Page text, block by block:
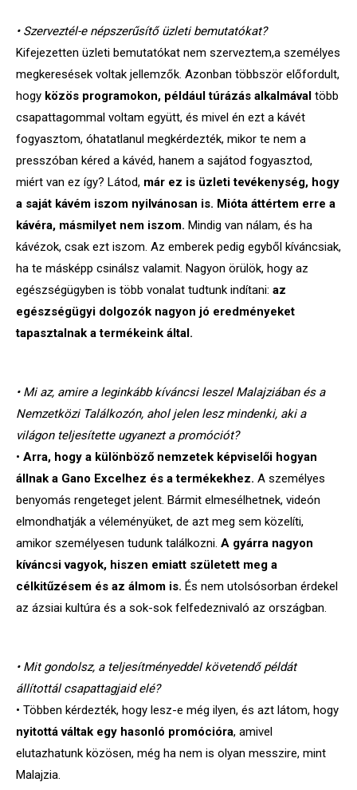
• Szerveztél-e népszerűsítő üzleti bemutatókat?
Kifejezetten üzleti bemutatókat nem szerveztem,a személyes
megkeresések voltak jellemzők. Azonban többször előfordult,
hogy közös programokon, például túrázás alkalmával több
csapattagommal voltam együtt, és mivel én ezt a kávét
fogyasztom, óhatatlanul megkérdezték, mikor te nem a
presszóban kéred a kávéd, hanem a sajátod fogyasztod,
miért van ez így? Látod, már ez is üzleti tevékenység, hogy
a saját kávém iszom nyilvánosan is. Mióta áttértem erre a
kávéra, másmilyet nem iszom. Mindig van nálam, és ha
kávézok, csak ezt iszom. Az emberek pedig egyből kíváncsiak,
ha te másképp csinálsz valamit. Nagyon örülök, hogy az
egészségügyben is több vonalat tudtunk indítani: az
egészségügyi dolgozók nagyon jó eredményeket
tapasztalnak a termékeink által.
• Mi az, amire a leginkább kíváncsi leszel Malajziában és a
Nemzetközi Találkozón, ahol jelen lesz mindenki, aki a
világon teljesítette ugyanezt a promóciót?
• Arra, hogy a különböző nemzetek képviselői hogyan
állnak a Gano Excelhez és a termékekhez. A személyes
benyomás rengeteget jelent. Bármit elmesélhetnek, videón
elmondhatják a véleményüket, de azt meg sem közelíti,
amikor személyesen tudunk találkozni. A gyárra nagyon
kíváncsi vagyok, hiszen emiatt született meg a
célkitűzésem és az álmom is. És nem utolsósorban érdekel
az ázsiai kultúra és a sok-sok felfedeznivaló az országban.
• Mit gondolsz, a teljesítményeddel követendő példát
állítottál csapattagjaid elé?
• Többen kérdezték, hogy lesz-e még ilyen, és azt látom, hogy
nyitottá váltak egy hasonló promócióra, amivel
elutazhatunk közösen, még ha nem is olyan messzire, mint
Malajzia.